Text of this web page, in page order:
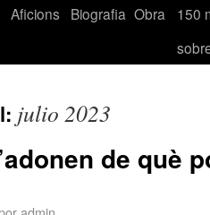
Aficions Biografia Obra
150
julio 2023
de què